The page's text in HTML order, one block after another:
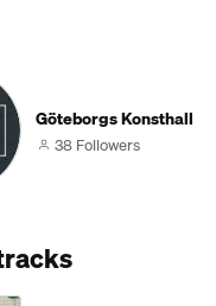
Göteborgs Konsthall
38 Followers